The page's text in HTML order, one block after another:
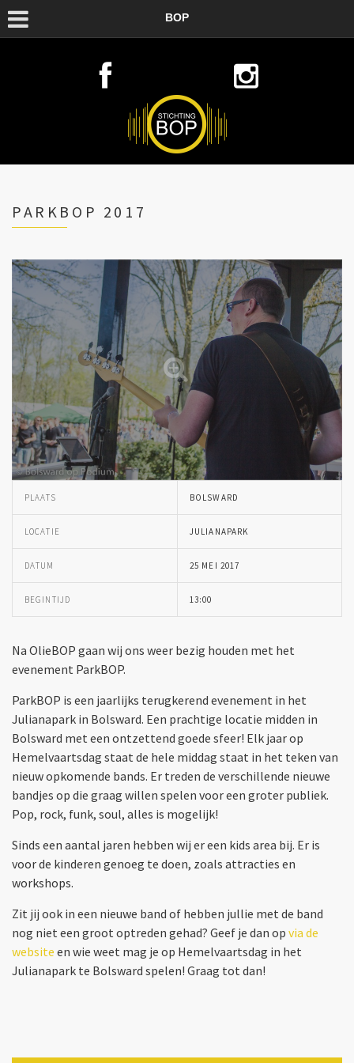
BOP
PARKBOP 2017
PLAATS BOLSWARD
LOCATIE JULIANAPARK
DATUM 25 MEI 2017
BEGINTIJD 13:00
Na OlieBOP gaan wij ons weer bezig houden met het
evenement ParkBOP.
ParkBOP is een jaarlijks terugkerend evenement in het
Julianapark in Bolsward. Een prachtige locatie midden in
Bolsward met een ontzettend goede sfeer! Elk jaar op
Hemelvaartsdag staat de hele middag staat in het teken van
nieuw opkomende bands. Er treden de verschillende nieuwe
bandjes op die graag willen spelen voor een groter publiek.
Pop, rock, funk, soul, alles is mogelijk!
Sinds een aantal jaren hebben wij er een kids area bij. Er is
voor de kinderen genoeg te doen, zoals attracties en
workshops.
Zit jij ook in een nieuwe band of hebben jullie met de band
nog niet een groot optreden gehad? Geef je dan op via de
website en wie weet mag je op Hemelvaartsdag in het
Julianapark te Bolsward spelen! Graag tot dan!